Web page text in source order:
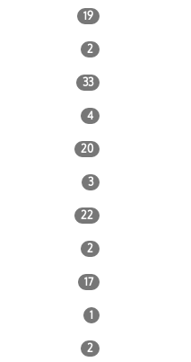
19
2
33
4
20
3
22
2
17
1
2